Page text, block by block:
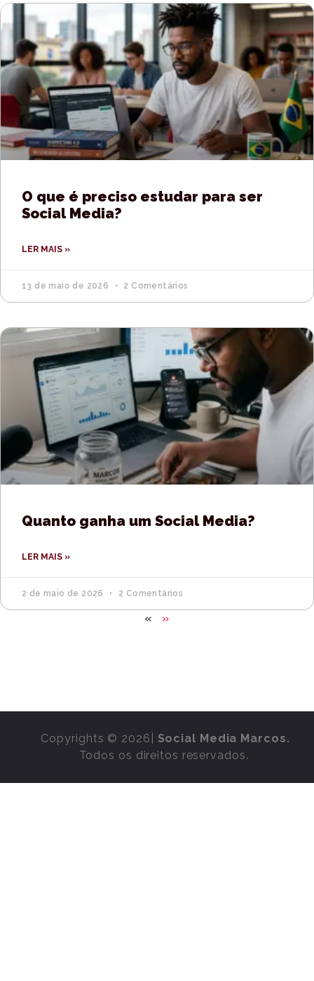
O que é preciso estudar para ser
Social Media?
LER MAIS »
13 de maio de 2026 2 Comentários
Quanto ganha um Social Media?
LER MAIS »
2 de maio de 2026 2 Comentários
« »
Copyrights © 2026| Social Media Marcos.
Todos os direitos reservados.